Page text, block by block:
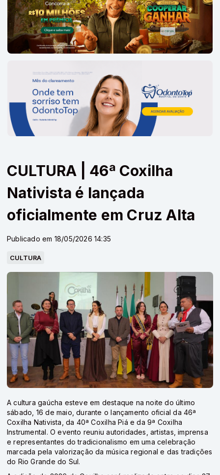
CULTURA | 46ª Coxilha
Nativista é lançada
oficialmente em Cruz Alta
Publicado em 18/05/2026 14:35
CULTURA
A cultura gaúcha esteve em destaque na noite do último
sábado, 16 de maio, durante o lançamento oficial da 46ª
Coxilha Nativista, da 40ª Coxilha Piá e da 9ª Coxilha
Instrumental. O evento reuniu autoridades, artistas, imprensa
e representantes do tradicionalismo em uma celebração
marcada pela valorização da música regional e das tradições
do Rio Grande do Sul.